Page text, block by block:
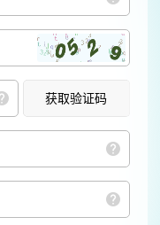
获取验证码